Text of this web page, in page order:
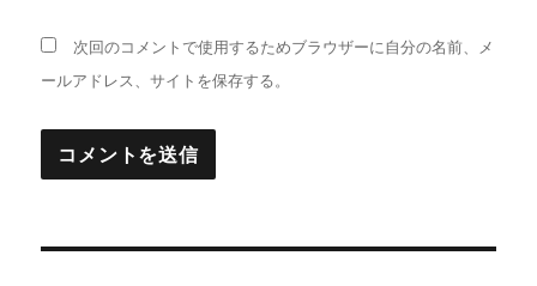
次回のコメントで使用するためブラウザーに自分の名前、メ
ールアドレス、サイトを保存する。